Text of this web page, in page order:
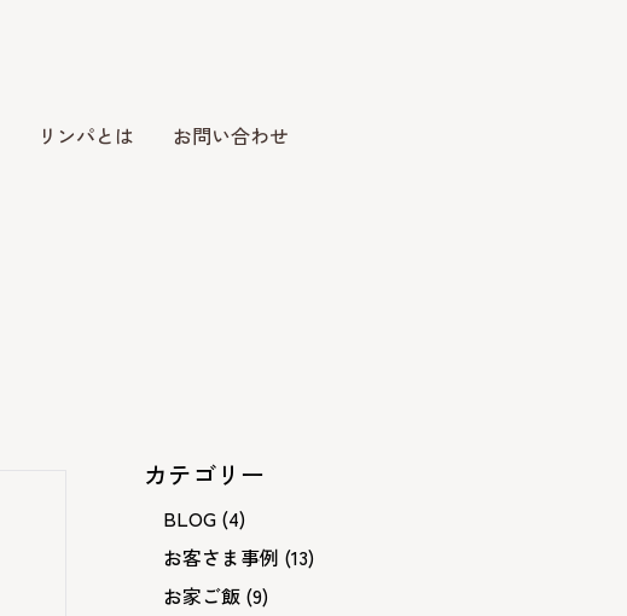
リンパとは お問い合わせ
カテゴリー
BLOG (4)
お客さま事例 (13)
お家ご飯 (9)